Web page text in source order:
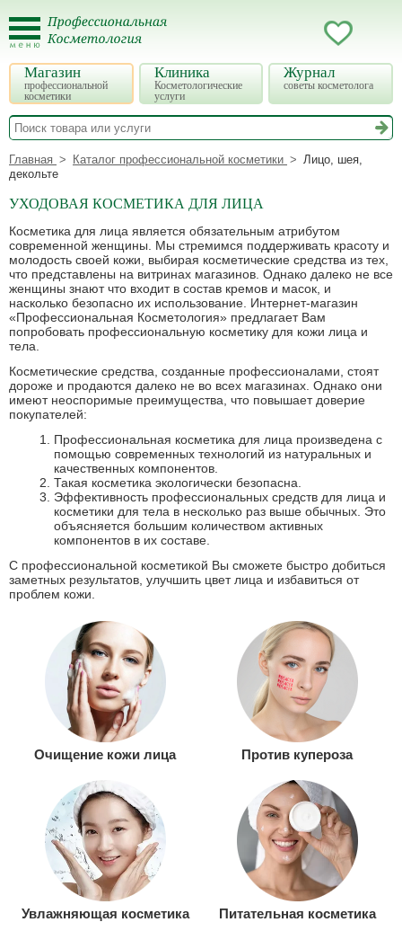
Магазин
профессиональной
косметики
Клиника
Косметологические
услуги
Журнал
советы косметолога
Главная Каталог профессиональной косметики
Лицо, шея,
декольте
УХОДОВАЯ КОСМЕТИКА ДЛЯ ЛИЦА
Косметика для лица является обязательным атрибутом
современной женщины. Мы стремимся поддерживать красоту и
молодость своей кожи, выбирая косметические средства из тех,
что представлены на витринах магазинов. Однако далеко не все
женщины знают что входит в состав кремов и масок, и
насколько безопасно их использование. Интернет-магазин
«Профессиональная Косметология» предлагает Вам
попробовать профессиональную косметику для кожи лица и
тела.
Косметические средства, созданные профессионалами, стоят
дороже и продаются далеко не во всех магазинах. Однако они
имеют неоспоримые преимущества, что повышает доверие
покупателей:
Профессиональная косметика для лица произведена с
помощью современных технологий из натуральных и
качественных компонентов.
Такая косметика экологически безопасна.
Эффективность профессиональных средств для лица и
косметики для тела в несколько раз выше обычных. Это
объясняется большим количеством активных
компонентов в их составе.
С профессиональной косметикой Вы сможете быстро добиться
заметных результатов, улучшить цвет лица и избавиться от
проблем кожи.
Очищение кожи лица Против купероза
Увлажняющая косметика Питательная косметика